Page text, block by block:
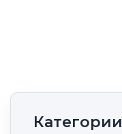
Категории